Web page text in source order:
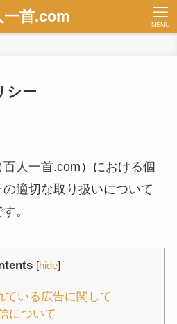
一首.com MENU
シー
人一首.com）における個
適切な取り扱いについて
。
[hide]
ている広告に関して
について